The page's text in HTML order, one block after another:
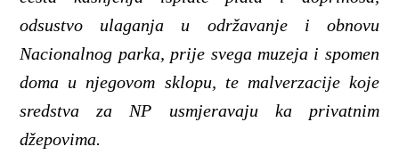
odsustvo ulaganja u održavanje i obnovu
Nacionalnog parka, prije svega muzeja i spomen
doma u njegovom sklopu, te malverzacije koje
sredstva za NP usmjeravaju ka privatnim
džepovima.